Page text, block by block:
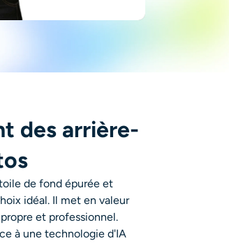
des arrière-
de fond épurée et
idéal. Il met en valeur
et professionnel.
à une technologie d'IA